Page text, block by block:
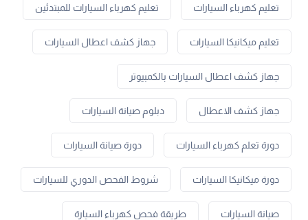
تعليم كهرباء السيارات تعليم كهرباء السيارات للمبتدئين
تعليم ميكانيكا السيارات جهاز كشف اعطال السيارات
جهاز كشف اعطال السيارات بالكمبيوتر
جهاز كشف الاعطال دبلوم صيانة السيارات
دورة تعلم كهرباء السيارات دورة صيانة السيارات
دورة ميكانيكا السيارات شروط الفحص الدوري للسيارات
صيانة السيارات طريقة فحص كهرباء السيارة